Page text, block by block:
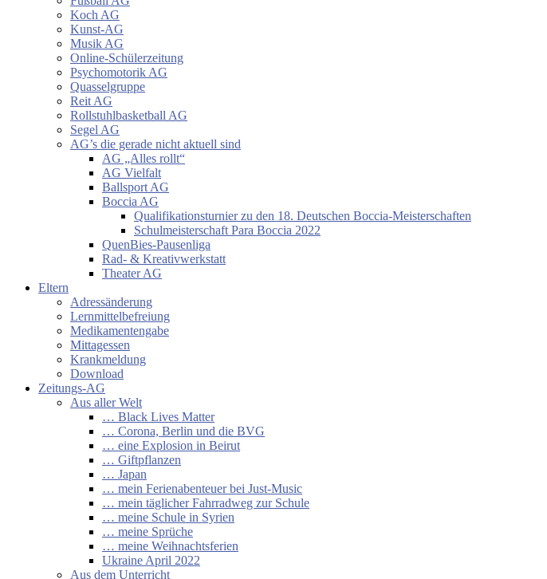
Koch AG
Kunst-AG
Musik AG
Online-Schülerzeitung
Psychomotorik AG
Quasselgruppe
Reit AG
Rollstuhlbasketball AG
Segel AG
AG’s die gerade nicht aktuell sind
AG „Alles rollt“
AG Vielfalt
Ballsport AG
Boccia AG
Qualifikationsturnier zu den 18. Deutschen Boccia-Meisterschaften
Schulmeisterschaft Para Boccia 2022
QuenBies-Pausenliga
Rad- & Kreativwerkstatt
Theater AG
Eltern
Adressänderung
Lernmittelbefreiung
Medikamentengabe
Mittagessen
Krankmeldung
Download
Zeitungs-AG
Aus aller Welt
… Black Lives Matter
… Corona, Berlin und die BVG
… eine Explosion in Beirut
… Giftpflanzen
… Japan
… mein Ferienabenteuer bei Just-Music
… mein täglicher Fahrradweg zur Schule
… meine Schule in Syrien
… meine Sprüche
… meine Weihnachtsferien
Ukraine April 2022
Aus dem Unterricht